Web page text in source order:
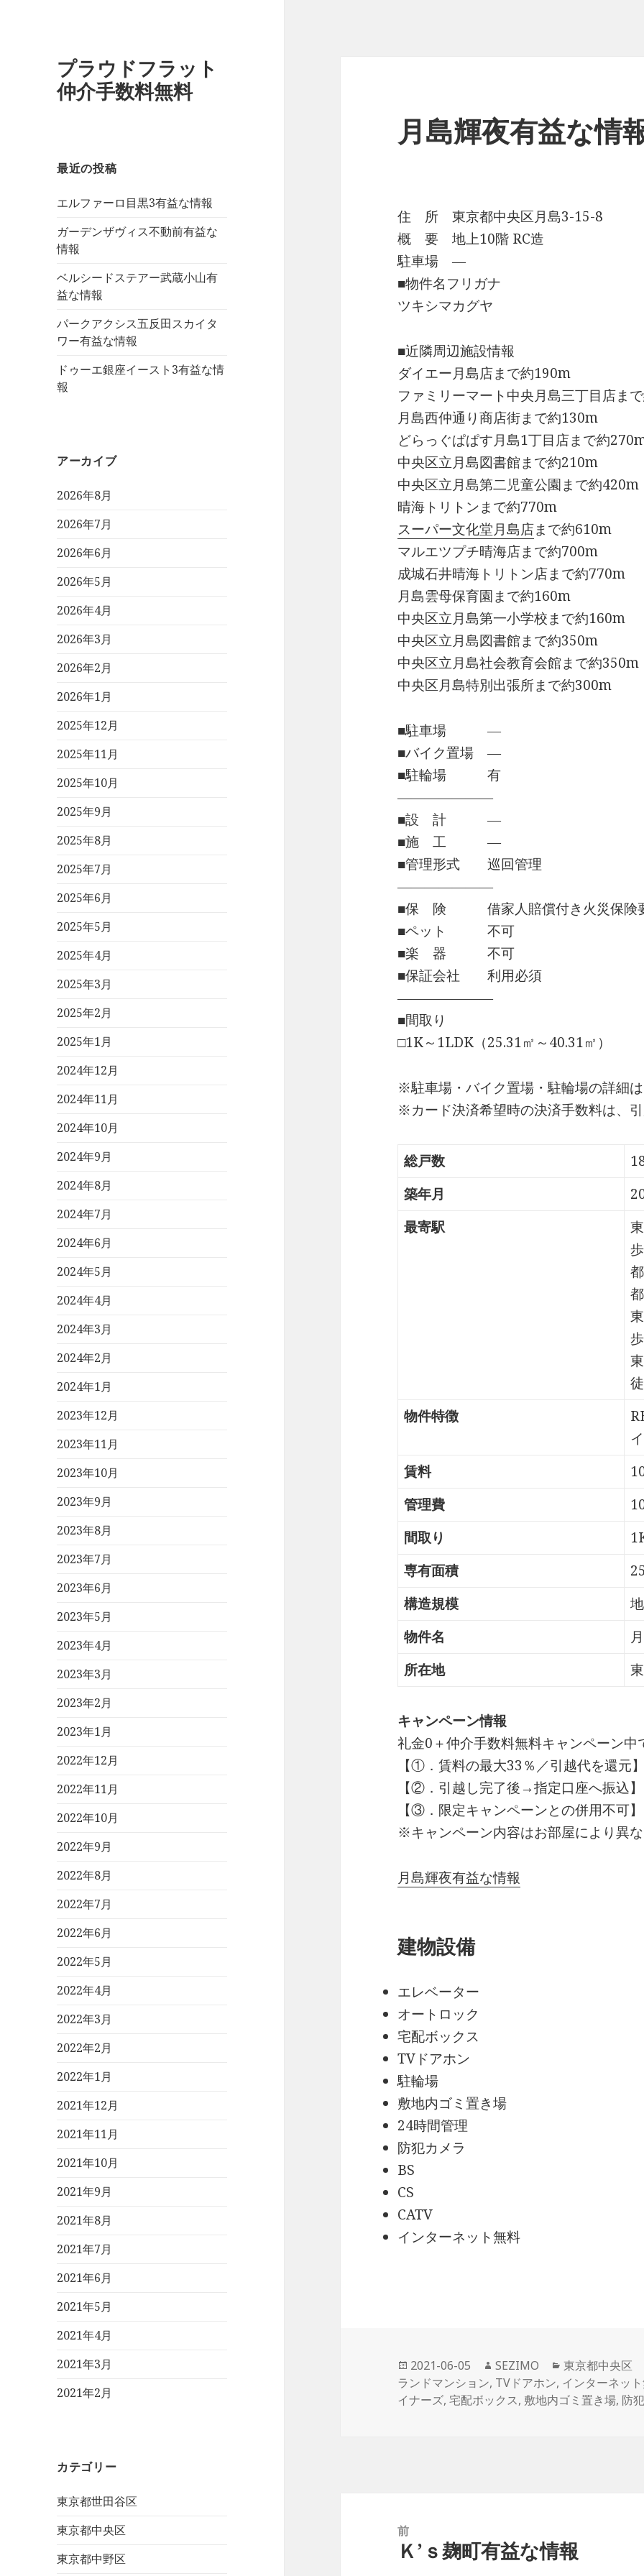
プラウドフラット
仲介手数料無料
最近の投稿
エルファーロ目黒3有益な情報
ガーデンザヴィス不動前有益な
情報
ベルシードステアー武蔵小山有
益な情報
パークアクシス五反田スカイタ
ワー有益な情報
ドゥーエ銀座イースト3有益な情
報
アーカイブ
2026年8月
2026年7月
2026年6月
2026年5月
2026年4月
2026年3月
2026年2月
2026年1月
2025年12月
2025年11月
2025年10月
2025年9月
2025年8月
2025年7月
2025年6月
2025年5月
2025年4月
2025年3月
2025年2月
2025年1月
2024年12月
2024年11月
2024年10月
2024年9月
2024年8月
2024年7月
2024年6月
2024年5月
2024年4月
2024年3月
2024年2月
2024年1月
2023年12月
2023年11月
2023年10月
2023年9月
2023年8月
2023年7月
2023年6月
2023年5月
2023年4月
2023年3月
2023年2月
2023年1月
2022年12月
2022年11月
2022年10月
2022年9月
2022年8月
2022年7月
2022年6月
2022年5月
2022年4月
2022年3月
2022年2月
2022年1月
2021年12月
2021年11月
2021年10月
2021年9月
2021年8月
2021年7月
2021年6月
2021年5月
2021年4月
2021年3月
2021年2月
カテゴリー
東京都世田谷区
東京都中央区
東京都中野区
月島輝夜有益な情
住 所 東京都中央区月島3-15-8
概 要 地上10階 RC造
駐車場 ―
■物件名フリガナ
ツキシマカグヤ
■近隣周辺施設情報
ダイエー月島店まで約190m
ファミリーマート中央月島三丁目店ま
月島西仲通り商店街まで約130m
どらっぐぱぱす月島1丁目店まで約
中央区立月島図書館まで約210m
中央区立月島第二児童公園まで約420m
晴海トリトンまで約770m
スーパー文化堂月島店まで約610m
マルエツプチ晴海店まで約700m
成城石井晴海トリトン店まで約770m
月島雲母保育園まで約160m
中央区立月島第一小学校まで約160m
中央区立月島図書館まで約350m
中央区立月島社会教育会館まで約350m
中央区月島特別出張所まで約300m
■駐車場 ―
■バイク置場 ―
■駐輪場 有
―――――――
■設 計 ―
■施 工 ―
■管理形式 巡回管理
―――――――
■保 険 借家人賠償付き火災保険
■ペット 不可
■楽 器 不可
■保証会社 利用必須
―――――――
■間取り
□1K～1LDK（25.31㎡～40.31㎡）
※駐車場・バイク置場・駐輪場の詳細
※カード決済希望時の決済手数料は、
総戸数
築年月
最寄駅
物件特徴
賃料
管理費
間取り
専有面積
構造規模
物件名
所在地
キャンペーン情報
礼金0＋仲介手数料無料キャンペーン中
【①．賃料の最大33％／引越代を還元
【②．引越し完了後→指定口座へ振込】
【③．限定キャンペーンとの併用不可】
※キャンペーン内容はお部屋により異
月島輝夜有益な情報
建物設備
エレベーター
オートロック
宅配ボックス
TVドアホン
駐輪場
敷地内ゴミ置き場
24時間管理
防犯カメラ
BS
CS
CATV
インターネット無料
投
稿
日:
2021-06-05
作
成
者
SEZIMO
カ
テ
ゴ
東京都中央区
ランドマンション, TVドアホン, インターネッ
イナーズ,宅配ボックス, 敷地内ゴミ置き場, 防
前
前
Ｋ’ｓ麹町有益な情報